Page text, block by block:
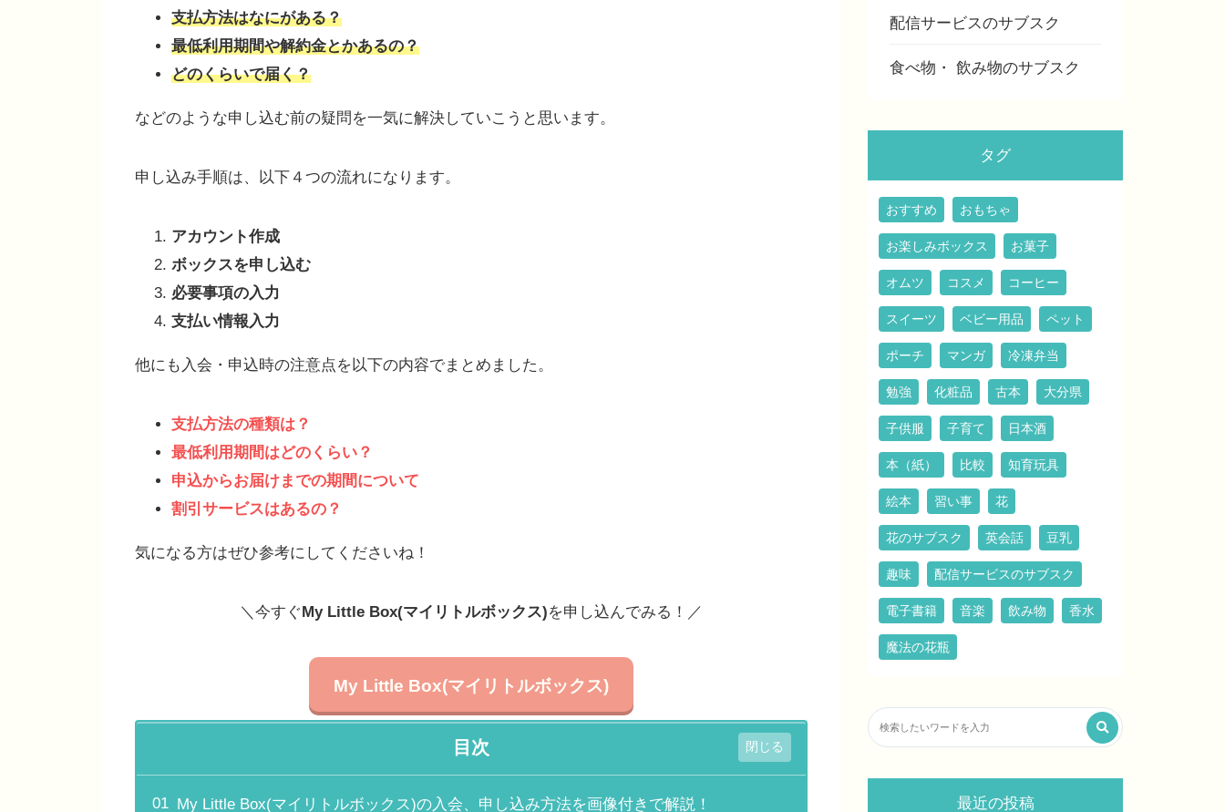
支払方法はなにがある？
最低利用期間や解約金とかあるの？
どのくらいで届く？
などのような申し込む前の疑問を一気に解決していこうと思います。
申し込み手順は、以下４つの流れになります。
アカウント作成
ボックスを申し込む
必要事項の入力
支払い情報入力
他にも入会・申込時の注意点を以下の内容でまとめました。
支払方法の種類は？
最低利用期間はどのくらい？
申込からお届けまでの期間について
割引サービスはあるの？
気になる方はぜひ参考にしてくださいね！
＼今すぐ My Little Box(マイリトルボックス)を申し込んでみる！／
My Little Box(マイリトルボックス)
目次
My Little Box(マイリトルボックス)の入会、申し込み方法を画像付きで解説！
配信サービスのサブスク
食べ物・ 飲み物のサブスク
タグ
おすすめ おもちゃ
お楽しみボックス お菓子
オムツ コスメ コーヒー
スイーツ ベビー用品 ペット
ポーチ マンガ 冷凍弁当
勉強 化粧品 古本 大分県
子供服 子育て 日本酒
本（紙） 比較 知育玩具
絵本 習い事 花
花のサブスク 英会話 豆乳
趣味 配信サービスのサブスク
電子書籍 音楽 飲み物 香水
魔法の花瓶
最近の投稿